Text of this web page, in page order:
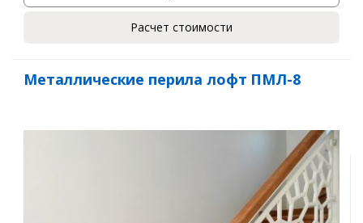
Расчет стоимости
Металлические перила лофт ПМЛ-8